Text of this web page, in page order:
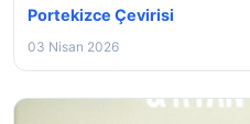
Portekizce Çevirisi
03 Nisan 2026